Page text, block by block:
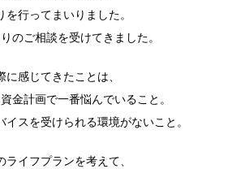
を行ってまいりました。
のご相談を受けてきました。
に感じてきたことは、
金計画で一番悩んでいること。
イスを受けられる環境がないこと。
ライフプランを考えて、